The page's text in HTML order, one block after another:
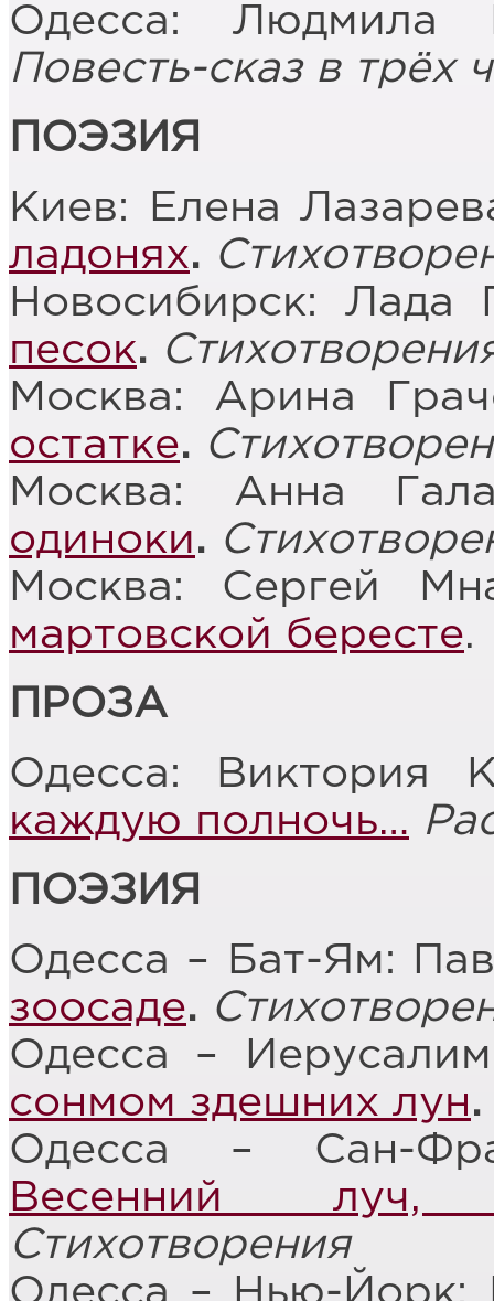
Одесса:
Повесть-сказ в трёх
ПОЭЗИЯ
Киев: Елена
ладонях.
Новосибирск: Лада
песок.
Москва: Арина
остатке.
Москва: Анна
одиноки.
Москва: Сергей
мартовской бересте.
ПРОЗА
Одесса: Виктория
каждую полночь…
ПОЭЗИЯ
Одесса – Бат-Ям:
зоосаде.
Одесса –
сонмом здешних лун.
Одесса – Сан-
Весенний луч,
Стихотворения
Одесса – Нью-